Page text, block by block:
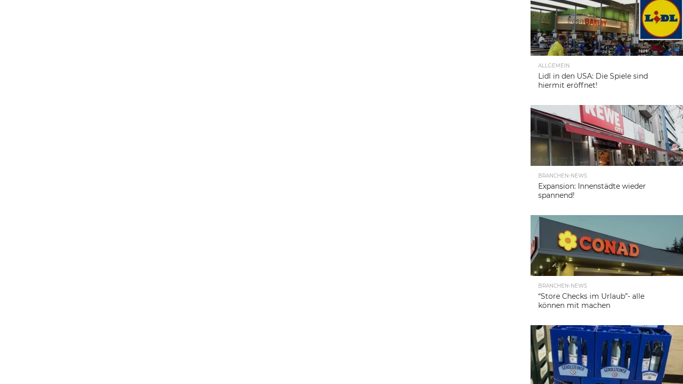
ALLGEMEIN
Lidl in den USA: Die Spiele sind
hiermit eröffnet!
BRANCHEN-NEWS
Expansion: Innenstädte wieder
spannend!
BRANCHEN-NEWS
“Store Checks im Urlaub”- alle
können mit machen